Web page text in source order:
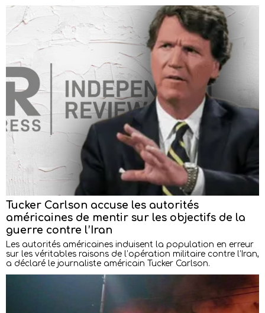
Tucker Carlson accuse les autorités
américaines de mentir sur les objectifs de la
guerre contre l’Iran
Les autorités américaines induisent la population en erreur
sur les véritables raisons de l’opération militaire contre l’Iran,
a déclaré le journaliste américain Tucker Carlson.